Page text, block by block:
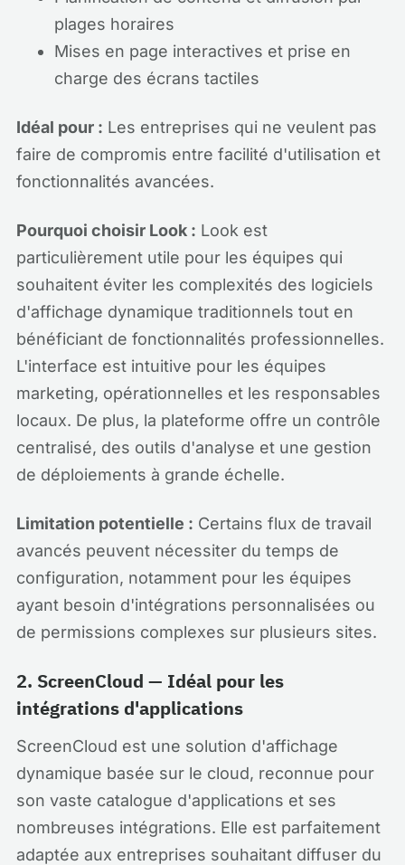
plages horaires
Mises en page interactives et prise en
charge des écrans tactiles
Idéal pour : Les entreprises qui ne veulent pas
faire de compromis entre facilité d'utilisation et
fonctionnalités avancées.
Pourquoi choisir Look : Look est
particulièrement utile pour les équipes qui
souhaitent éviter les complexités des logiciels
d'affichage dynamique traditionnels tout en
bénéficiant de fonctionnalités professionnelles.
L'interface est intuitive pour les équipes
marketing, opérationnelles et les responsables
locaux. De plus, la plateforme offre un contrôle
centralisé, des outils d'analyse et une gestion
de déploiements à grande échelle.
Limitation potentielle : Certains flux de travail
avancés peuvent nécessiter du temps de
configuration, notamment pour les équipes
ayant besoin d'intégrations personnalisées ou
de permissions complexes sur plusieurs sites.
2. ScreenCloud — Idéal pour les
intégrations d'applications
ScreenCloud est une solution d'affichage
dynamique basée sur le cloud, reconnue pour
son vaste catalogue d'applications et ses
nombreuses intégrations. Elle est parfaitement
adaptée aux entreprises souhaitant diffuser du